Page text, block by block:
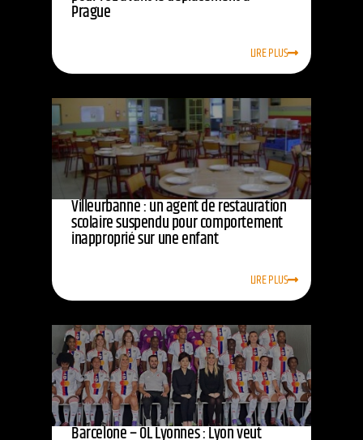
Prague
LIRE PLUS
Villeurbanne : un agent de restauration
scolaire suspendu pour comportement
inapproprié sur une enfant
LIRE PLUS
Barcelone – OL Lyonnes : Lyon veut